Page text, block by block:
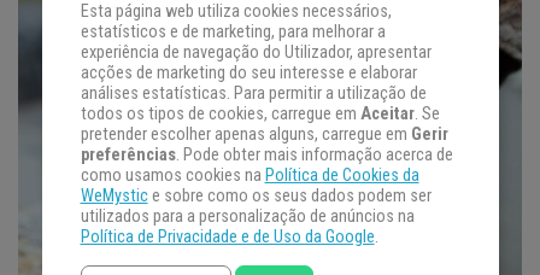
Esta página web utiliza cookies necessários,
estatísticos e de marketing, para melhorar a
experiência de navegação do Utilizador, apresentar
acções de marketing do seu interesse e elaborar
análises estatísticas. Para permitir a utilização de
todos os tipos de cookies, carregue em Aceitar. Se
pretender escolher apenas alguns, carregue em Gerir
preferências. Pode obter mais informação acerca de
como usamos cookies na Política de Cookies da
WeMystice sobre como os seus dados podem ser
utilizados para a personalização de anúncios na
Política de Privacidade e de Uso da Google.